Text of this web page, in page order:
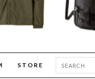
STORE